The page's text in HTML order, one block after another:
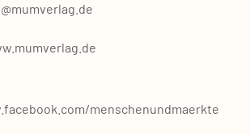
menschenundmaerkte